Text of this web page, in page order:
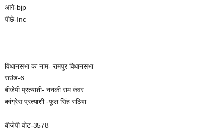
आगे-bjp
पीछे-Inc
विधानसभा का नाम- रामपुर विधानसभा
राउंड-6
बीजेपी प्रत्याशी- ननकी राम कंवर
कांग्रेस प्रत्याशी -फूल सिंह राठिया
बीजेपी वोट-3578